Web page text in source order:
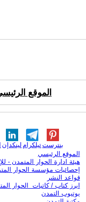
الموقع
لينكدإن تيلكرامبنترست
الموقع الرئيسي
هيئة ادارة الحوار المتمدن -
إحصائيات مؤسسة الحوار
قواعد النشر
ابرز كتاب / كاتبات الحوار
يوتيوب التمدن